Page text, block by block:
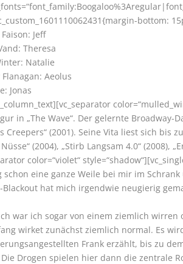
bottom:
Jeff
Theresa
Natalie
Aeolus
Jonas
in „The Wave“. Der gelernte
Creepers“ (2001). Seine Vita liest sich bis
(2004), „Stirb Langsam 4.0“ (2008),
color=“violet“
schon eine ganze Weile bei mir im
Blackout hat mich irgendwie neugierig
war ich sogar von einem ziemlich
wirket zunächst ziemlich normal. Es
Frank erzählt, bis zu
Drogen spielen hier dann die zentrale